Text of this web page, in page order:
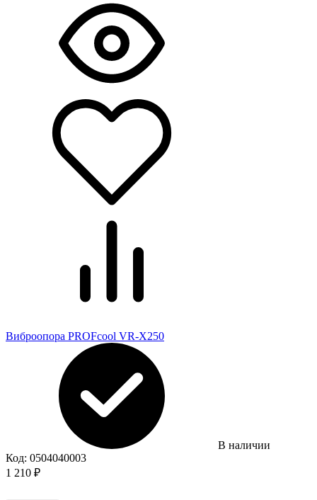
Виброопора PROFcool VR-X250
В наличии
Код: 0504040003
1 210 ₽